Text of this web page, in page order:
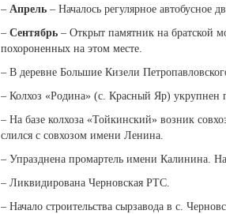
– Апрель – Началось регулярное
– Сентябрь – Открыт памятник на братской
похороненных на этом месте.
– В деревне Большие Кизели
– Колхоз «Родина» (с. Красный Яр)
– На базе колхоза «Тойкинский» возник
слился с совхозом имени Ленина.
– Упразднена промартель имени Калинина.
– Ликвидирована Черновская РТС.
– Начало строительства сырзавода в с.